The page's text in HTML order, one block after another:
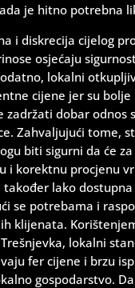
je hitno potrebna
i diskrecija cijelog
osjećaju
lokalni
cijene jer su bolje
zadržati dobar odnos
Zahvaljujući tome,
biti sigurni da će
i korektnu procjenu
također lako
se potrebama i
klijenata.
lokalni
fer cijene i brzu
gospodarstvo.